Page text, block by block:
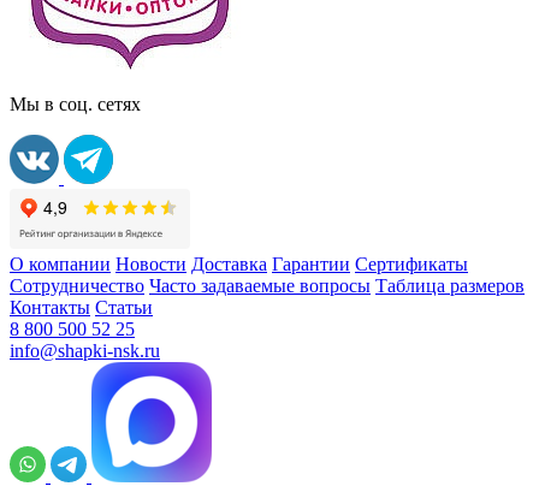
Мы в соц. сетях
О компании Новости Доставка Гарантии Сертификаты
Сотрудничество Часто задаваемые вопросы Таблица размеров
Контакты Статьи
8 800 500 52 25
info@shapki-nsk.ru